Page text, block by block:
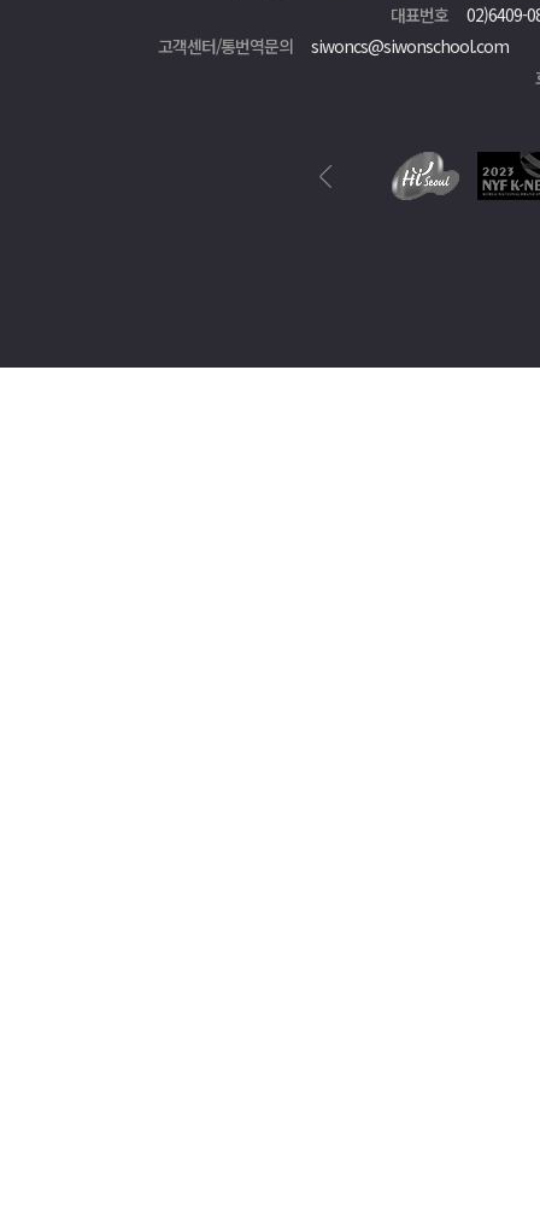
대표번호
02)6409-
고객센터/통번역문의
siwoncs@siwonschool.com